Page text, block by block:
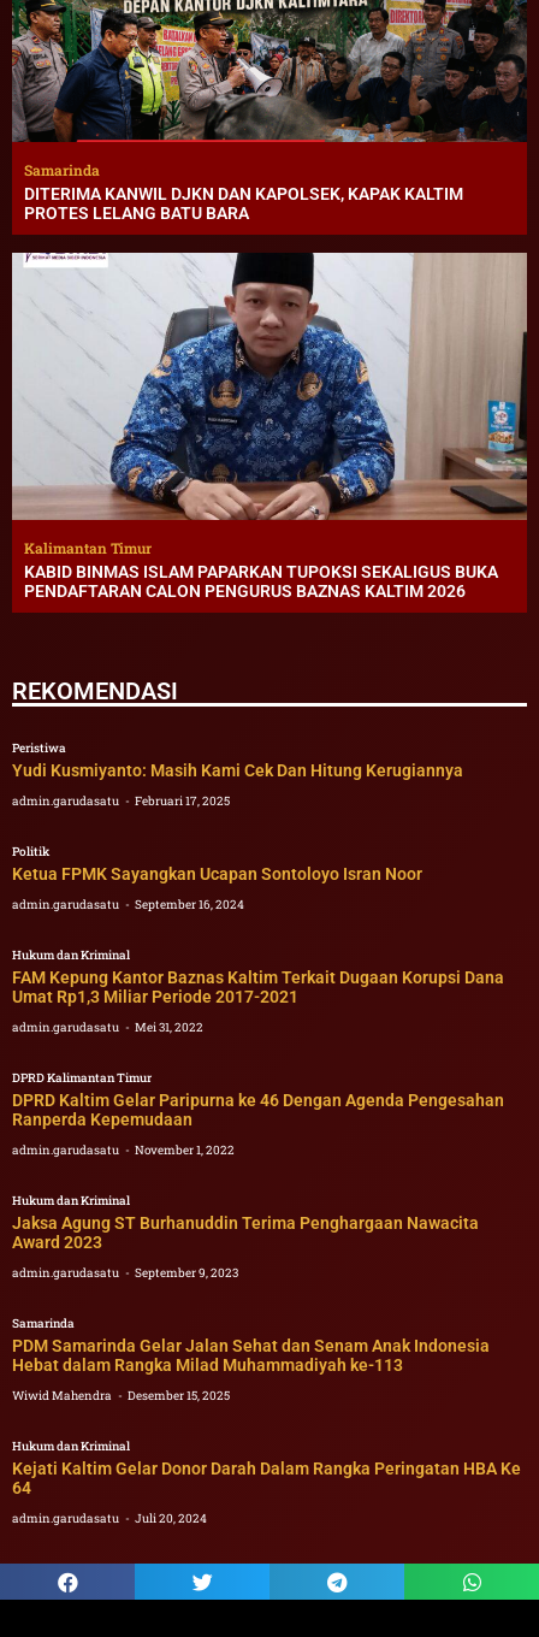
Samarinda
DITERIMA KANWIL DJKN DAN KAPOLSEK, KAPAK KALTIM
PROTES LELANG BATU BARA
Kalimantan Timur
KABID BINMAS ISLAM PAPARKAN TUPOKSI SEKALIGUS BUKA
PENDAFTARAN CALON PENGURUS BAZNAS KALTIM 2026
REKOMENDASI
Peristiwa
Yudi Kusmiyanto: Masih Kami Cek Dan Hitung Kerugiannya
admin.garudasatu Februari 17, 2025
Politik
Ketua FPMK Sayangkan Ucapan Sontoloyo Isran Noor
admin.garudasatu September 16, 2024
Hukum dan Kriminal
FAM Kepung Kantor Baznas Kaltim Terkait Dugaan Korupsi Dana
Umat Rp1,3 Miliar Periode 2017-2021
admin.garudasatu Mei 31, 2022
DPRD Kalimantan Timur
DPRD Kaltim Gelar Paripurna ke 46 Dengan Agenda Pengesahan
Ranperda Kepemudaan
admin.garudasatu November 1, 2022
Hukum dan Kriminal
Jaksa Agung ST Burhanuddin Terima Penghargaan Nawacita
Award 2023
admin.garudasatu September 9, 2023
Samarinda
PDM Samarinda Gelar Jalan Sehat dan Senam Anak Indonesia
Hebat dalam Rangka Milad Muhammadiyah ke-113
Wiwid Mahendra Desember 15, 2025
Hukum dan Kriminal
Kejati Kaltim Gelar Donor Darah Dalam Rangka Peringatan HBA Ke
64
admin.garudasatu Juli 20, 2024